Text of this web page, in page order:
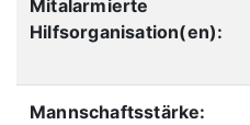
Mitalarmierte
Hilfsorganisation(en):
Mannschaftsstärke: